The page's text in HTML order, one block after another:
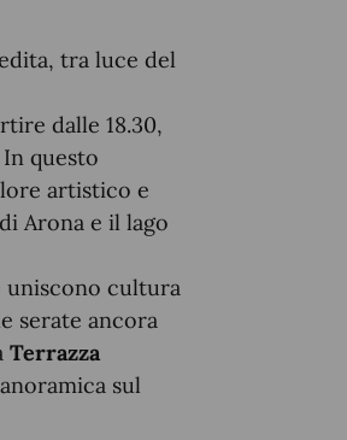
tra luce del
dalle 18.30,
questo
artistico e
Arona e il lago
uniscono cultura
serate ancora
Terrazza
sul